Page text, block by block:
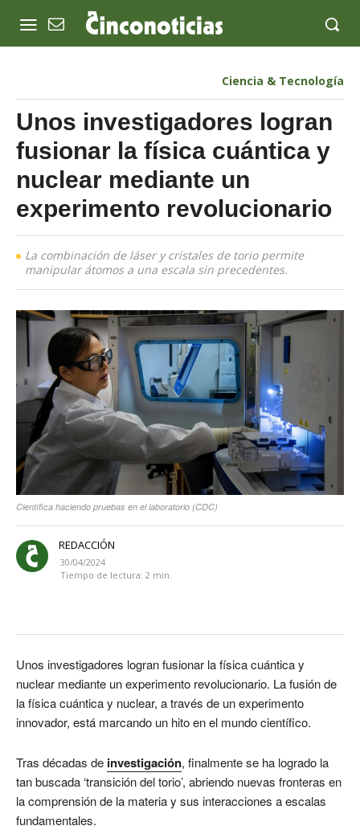
Ciencia & Tecnología
Unos investigadores logran
fusionar la física cuántica y
nuclear mediante un
experimento revolucionario
La combinación de láser y cristales de torio permite
manipular átomos a una escala sin precedentes.
Científica haciendo pruebas en el laboratorio (CDC)
REDACCIÓN
30/04/2024
Tiempo de lectura: 2 min.
Unos investigadores logran fusionar la física cuántica y
nuclear mediante un experimento revolucionario. La fusión de
la física cuántica y nuclear, a través de un experimento
innovador, está marcando un hito en el mundo científico.
Tras décadas de investigación, finalmente se ha logrado la
tan buscada ‘transición del torio’, abriendo nuevas fronteras en
la comprensión de la materia y sus interacciones a escalas
fundamentales.